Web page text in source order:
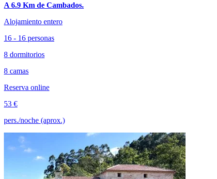
A 6.9 Km de Cambados.
Alojamiento entero
16 - 16 personas
8 dormitorios
8 camas
Reserva online
53 €
pers./noche (aprox.)